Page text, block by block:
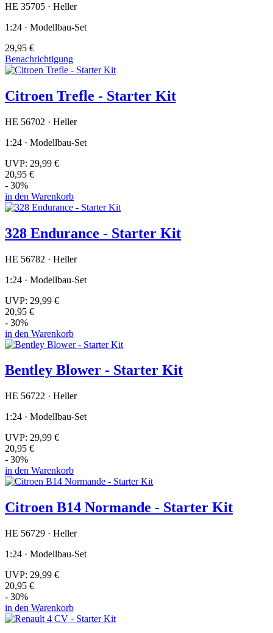
HE 35705 · Heller
1:24 · Modellbau-Set
29,95 €
Benachrichtigung
Citroen Trefle - Starter Kit
HE 56702 · Heller
1:24 · Modellbau-Set
UVP: 29,99 €
20,95 €
- 30%
in den Warenkorb
328 Endurance - Starter Kit
HE 56782 · Heller
1:24 · Modellbau-Set
UVP: 29,99 €
20,95 €
- 30%
in den Warenkorb
Bentley Blower - Starter Kit
HE 56722 · Heller
1:24 · Modellbau-Set
UVP: 29,99 €
20,95 €
- 30%
in den Warenkorb
Citroen B14 Normande - Starter Kit
HE 56729 · Heller
1:24 · Modellbau-Set
UVP: 29,99 €
20,95 €
- 30%
in den Warenkorb